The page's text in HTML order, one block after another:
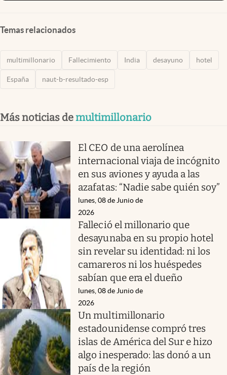
Temas relacionados
multimillonario Fallecimiento India desayuno hotel
España naut-b-resultado-esp
Más noticias demultimillonario
El CEO de una aerolínea
internacional viaja de incógnito
en sus aviones y ayuda a las
azafatas: “Nadie sabe quién soy”
lunes, 08 de Junio de
2026
Falleció el millonario que
desayunaba en su propio hotel
sin revelar su identidad: ni los
camareros ni los huéspedes
sabían que era el dueño
lunes, 08 de Junio de
2026
Un multimillonario
estadounidense compró tres
islas de América del Sur e hizo
algo inesperado: las donó a un
país de la región